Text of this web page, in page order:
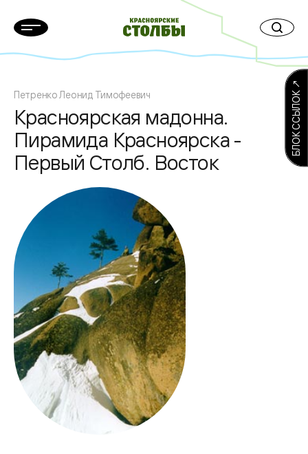
Петренко Леонид Тимофеевич
Красноярская мадонна.
Пирамида Красноярска -
Первый Столб. Восток
БЛОК ССЫЛОК ↗